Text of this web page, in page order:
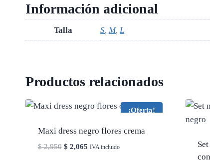
Información adicional
Talla S M, L
Productos relacionados
¡Oferta!
Maxi dress negro flores crema
$2,950 El
$ 2,065ElIVA incluido